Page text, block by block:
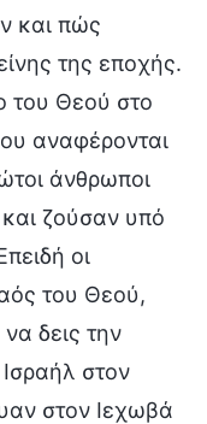
και πώς
της εποχής.
του Θεού στο
αναφέρονται
άνθρωποι
ζούσαν υπό
οι
του Θεού,
δεις την
στον
στον Ιεχωβά